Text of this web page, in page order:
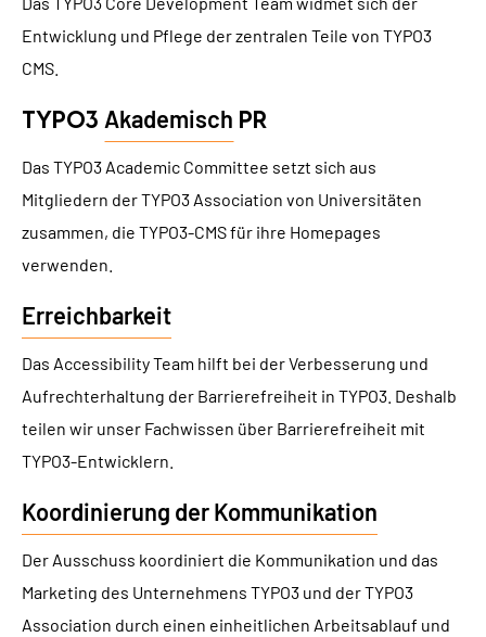
Entwicklung und Pflege der zentralen Teile von TYPO3
CMS.
TYPO3 Akademisch PR
Das TYPO3 Academic Committee setzt sich aus
Mitgliedern der TYPO3 Association von Universitäten
zusammen, die TYPO3-CMS für ihre Homepages
verwenden.
Erreichbarkeit
Das Accessibility Team hilft bei der Verbesserung und
Aufrechterhaltung der Barrierefreiheit in TYPO3. Deshalb
teilen wir unser Fachwissen über Barrierefreiheit mit
TYPO3-Entwicklern.
Koordinierung der Kommunikation
Der Ausschuss koordiniert die Kommunikation und das
Marketing des Unternehmens TYPO3 und der TYPO3
Association durch einen einheitlichen Arbeitsablauf und